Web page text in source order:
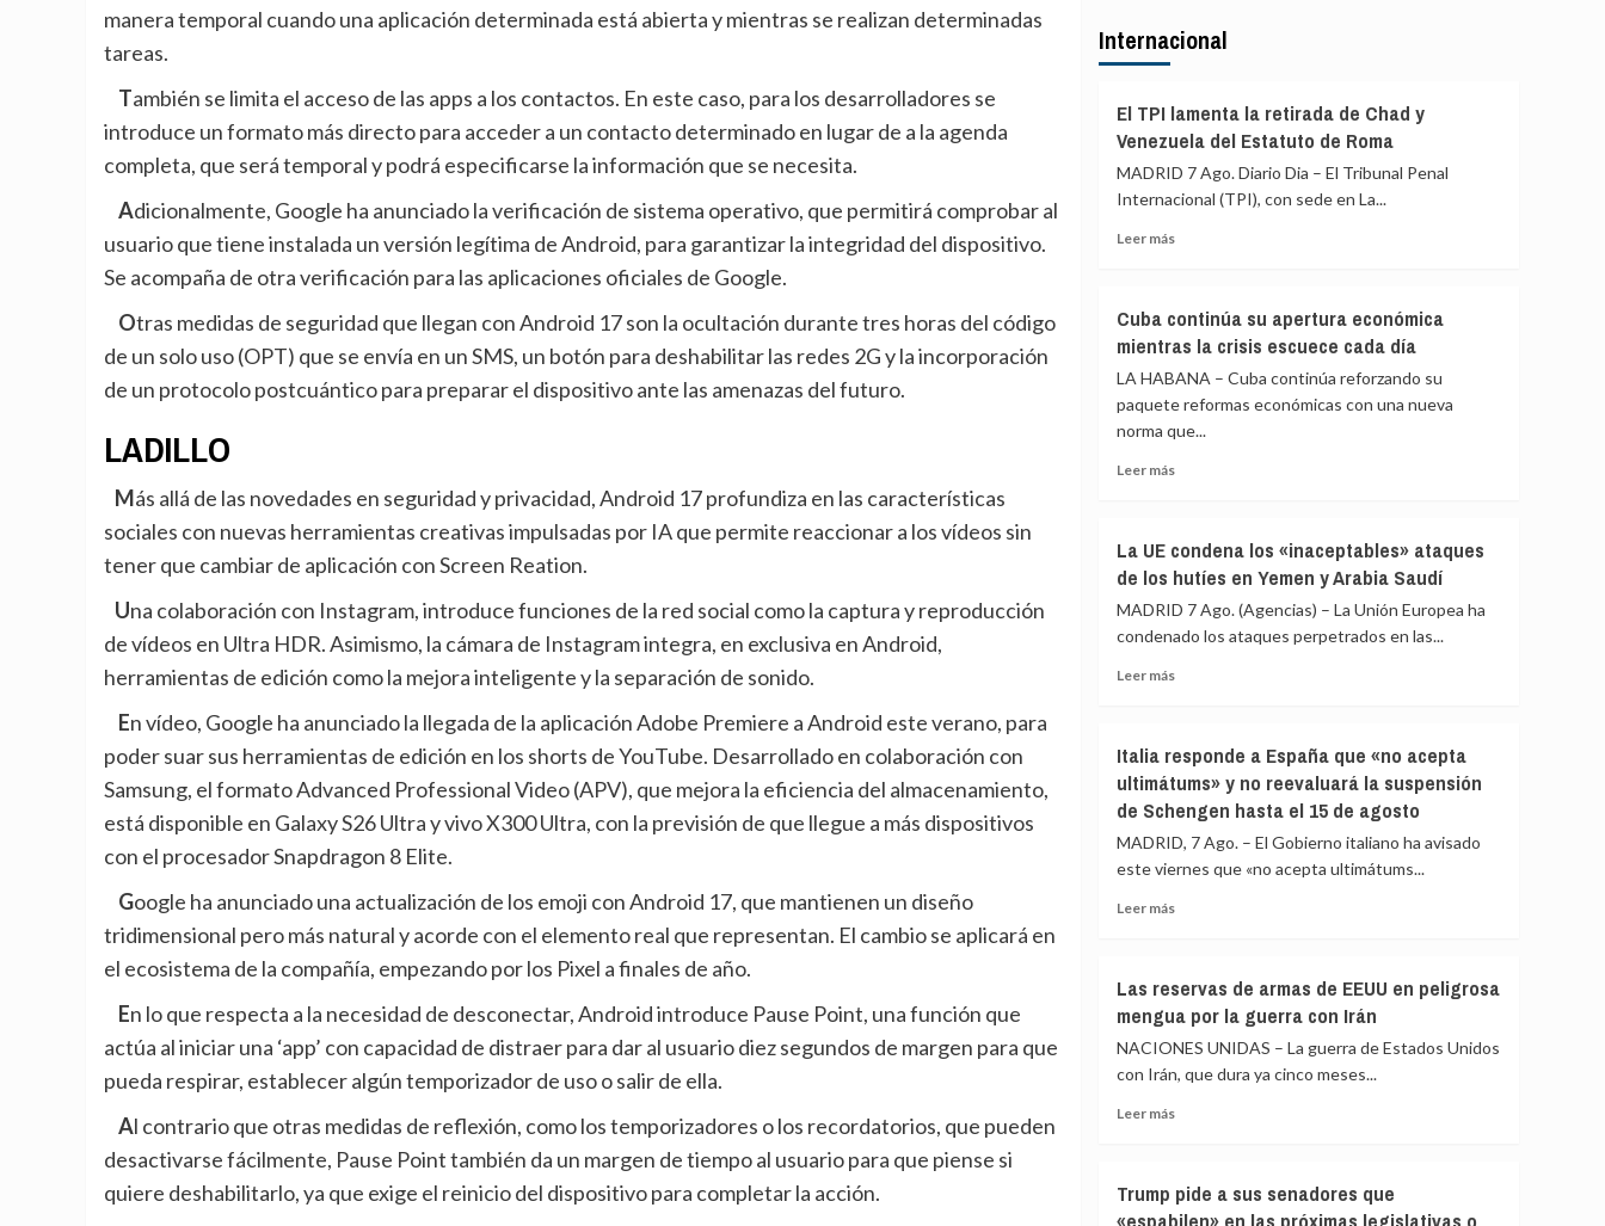
manera temporal cuando una aplicación determinada está abierta y mientras se realizan determinadas
tareas.
También se limita el acceso de las apps a los contactos. En este caso, para los desarrolladores se
introduce un formato más directo para acceder a un contacto determinado en lugar de a la agenda
completa, que será temporal y podrá especificarse la información que se necesita.
Adicionalmente, Google ha anunciado la verificación de sistema operativo, que permitirá comprobar al
usuario que tiene instalada un versión legítima de Android, para garantizar la integridad del dispositivo.
Se acompaña de otra verificación para las aplicaciones oficiales de Google.
Otras medidas de seguridad que llegan con Android 17 son la ocultación durante tres horas del código
de un solo uso (OPT) que se envía en un SMS, un botón para deshabilitar las redes 2G y la incorporación
de un protocolo postcuántico para preparar el dispositivo ante las amenazas del futuro.
LADILLO
Más allá de las novedades en seguridad y privacidad, Android 17 profundiza en las características
sociales con nuevas herramientas creativas impulsadas por IA que permite reaccionar a los vídeos sin
tener que cambiar de aplicación con Screen Reation.
Una colaboración con Instagram, introduce funciones de la red social como la captura y reproducción
de vídeos en Ultra HDR. Asimismo, la cámara de Instagram integra, en exclusiva en Android,
herramientas de edición como la mejora inteligente y la separación de sonido.
En vídeo, Google ha anunciado la llegada de la aplicación Adobe Premiere a Android este verano, para
poder suar sus herramientas de edición en los shorts de YouTube. Desarrollado en colaboración con
Samsung, el formato Advanced Professional Video (APV), que mejora la eficiencia del almacenamiento,
está disponible en Galaxy S26 Ultra y vivo X300 Ultra, con la previsión de que llegue a más dispositivos
con el procesador Snapdragon 8 Elite.
Google ha anunciado una actualización de los emoji con Android 17, que mantienen un diseño
tridimensional pero más natural y acorde con el elemento real que representan. El cambio se aplicará en
el ecosistema de la compañía, empezando por los Pixel a finales de año.
En lo que respecta a la necesidad de desconectar, Android introduce Pause Point, una función que
actúa al iniciar una ‘app’ con capacidad de distraer para dar al usuario diez segundos de margen para que
pueda respirar, establecer algún temporizador de uso o salir de ella.
Al contrario que otras medidas de reflexión, como los temporizadores o los recordatorios, que pueden
desactivarse fácilmente, Pause Point también da un margen de tiempo al usuario para que piense si
quiere deshabilitarlo, ya que exige el reinicio del dispositivo para completar la acción.
qué
sabía
entrada
masiva
de
migrantes
Ceuta
da
a
de
3
días
levantar
sus
viajeros
o
habrá
proporcionales»
Internacional
El TPI lamenta la retirada de Chad y
Venezuela del Estatuto de Roma
MADRID 7 Ago. Diario Dia – El Tribunal Penal
Internacional (TPI), con sede en La...
Leer másLeer
TPI
lamenta
la
de
Chad
de
Roma
Cuba continúa su apertura económica
mientras la crisis escuece cada día
LA HABANA – Cuba continúa reforzando su
paquete reformas económicas con una nueva
norma que...
Leer másLeer
continúa
su
apertura
mientras
la
día
La UE condena los «inaceptables» ataques
de los hutíes en Yemen y Arabia Saudí
MADRID 7 Ago. (Agencias) – La Unión Europea ha
condenado los ataques perpetrados en las...
Leer másLeer
UE
condena
los
ataques
de
y
Arabia
Italia responde a España que «no acepta
ultimátums» y no reevaluará la suspensión
de Schengen hasta el 15 de agosto
MADRID, 7 Ago. – El Gobierno italiano ha avisado
este viernes que «no acepta ultimátums...
Leer másLeer
responde
a
España
«no
acepta
reevaluará
la
Las reservas de armas de EEUU en peligrosa
mengua por la guerra con Irán
NACIONES UNIDAS – La guerra de Estados Unidos
con Irán, que dura ya cinco meses...
Leer másLeer
reservas
Trump pide a sus senadores que
«espabilen» en las próximas legislativas o